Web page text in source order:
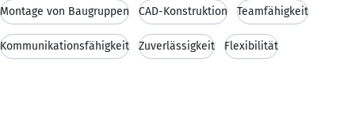
Montage von Baugruppen CAD-Konstruktion Teamfähigkeit
Kommunikationsfähigkeit Zuverlässigkeit Flexibilität